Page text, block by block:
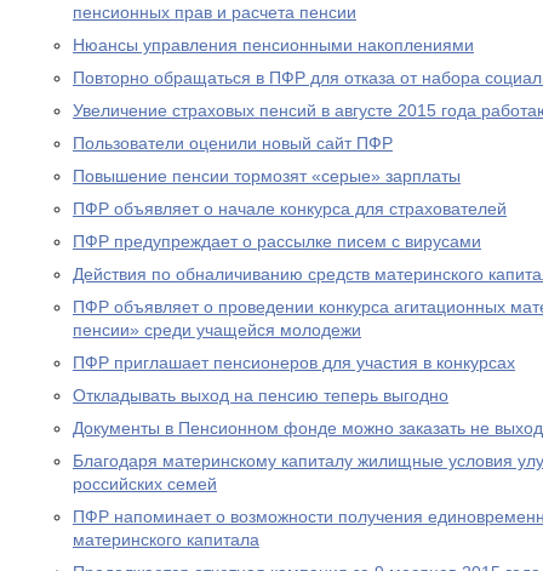
пенсионных прав и расчета пенсии
Нюансы управления пенсионными накоплениями
Повторно обращаться в ПФР для отказа от набора
Увеличение страховых пенсий в августе 2015 года
Пользователи оценили новый сайт ПФР
Повышение пенсии тормозят «серые» зарплаты
ПФР объявляет о начале конкурса для страхователей
ПФР предупреждает о рассылке писем с вирусами
Действия по обналичиванию средств материнского
ПФР объявляет о проведении конкурса агитационных
пенсии» среди учащейся молодежи
ПФР приглашает пенсионеров для участия в конкурсах
Откладывать выход на пенсию теперь выгодно
Документы в Пенсионном фонде можно заказать не
Благодаря материнскому капиталу жилищные условия
российских семей
ПФР напоминает о возможности получения
материнского капитала